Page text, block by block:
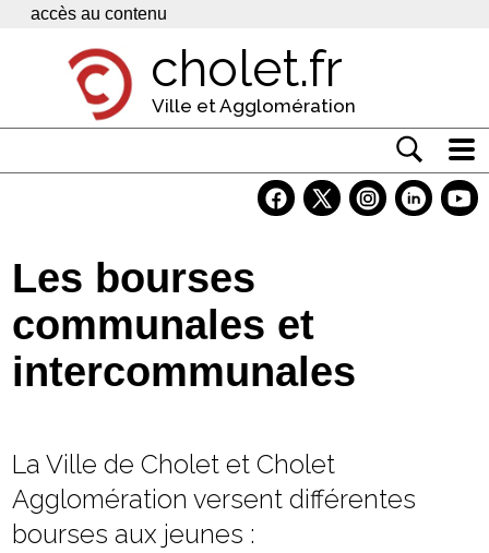
Panneau de gestion des cookies
accès au contenu
cholet.fr
Ville et Agglomération
Economie
Services
Contacts
Les bourses
communales et
intercommunales
La Ville de Cholet et Cholet
Agglomération versent différentes
bourses aux jeunes :